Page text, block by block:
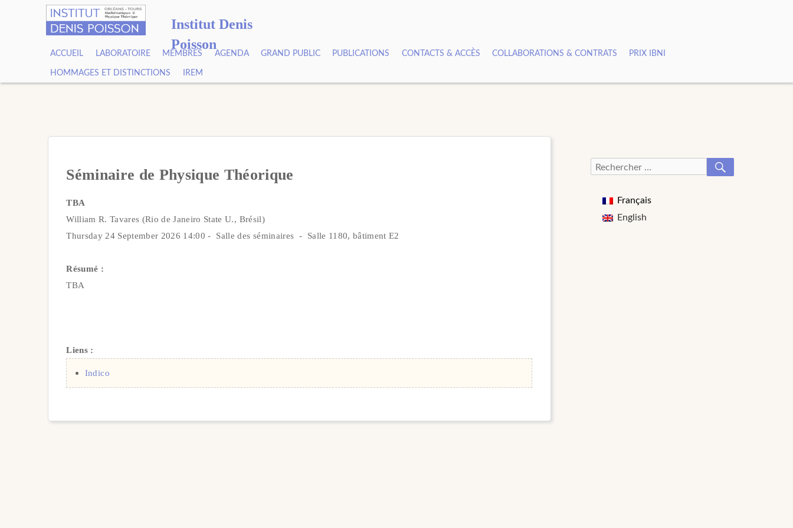
Institut Denis
Poisson
ACCUEIL LABORATOIRE MEMBRES AGENDA GRAND PUBLIC PUBLICATIONS CONTACTS & ACCÈS COLLABORATIONS & CONTRATS PRIX IBNI
HOMMAGES ET DISTINCTIONS IREM
Séminaire de Physique Théorique
TBA
William R. Tavares (Rio de Janeiro State U., Brésil)
Thursday 24 September 2026 14:00 - Salle des séminaires - Salle 1180, bâtiment E2
Résumé :
TBA
Liens :
Indico
Recherche
Français
English